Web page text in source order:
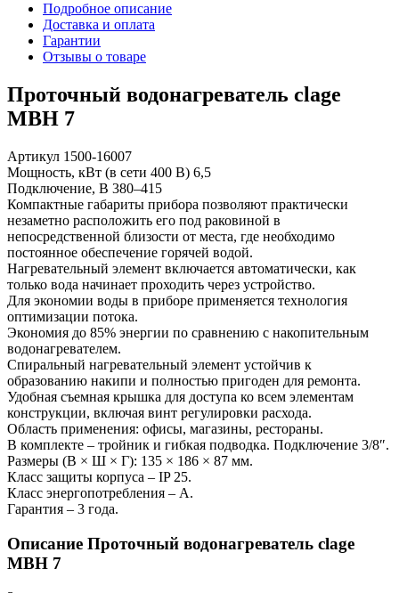
Подробное описание
Доставка и оплата
Гарантии
Отзывы о товаре
Проточный водонагреватель clage
MBH 7
Артикул 1500-16007
Мощность, кВт (в сети 400 В) 6,5
Подключение, В 380–415
Компактные габариты прибора позволяют практически
незаметно расположить его под раковиной в
непосредственной близости от места, где необходимо
постоянное обеспечение горячей водой.
Нагревательный элемент включается автоматически, как
только вода начинает проходить через устройство.
Для экономии воды в приборе применяется технология
оптимизации потока.
Экономия до 85% энергии по сравнению с накопительным
водонагревателем.
Спиральный нагревательный элемент устойчив к
образованию накипи и полностью пригоден для ремонта.
Удобная съемная крышка для доступа ко всем элементам
конструкции, включая винт регулировки расхода.
Область применения: офисы, магазины, рестораны.
В комплекте – тройник и гибкая подводка. Подключение 3/8″.
Размеры (В × Ш × Г): 135 × 186 × 87 мм.
Класс защиты корпуса – IP 25.
Класс энергопотребления – A.
Гарантия – 3 года.
Описание Проточный водонагреватель clage
MBH 7